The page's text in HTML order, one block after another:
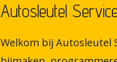
Autosleutel
Welkom bij Autosleutel